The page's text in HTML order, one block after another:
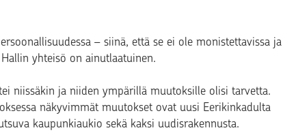
– siinä, että se ei ole monistettavissa ja
yhteisö on ainutlaatuinen.
niissäkin ja niiden ympärillä muutoksille olisi tarvetta.
näkyvimmät muutokset ovat uusi Eerikinkadulta
kaupunkiaukio sekä kaksi uudisrakennusta.